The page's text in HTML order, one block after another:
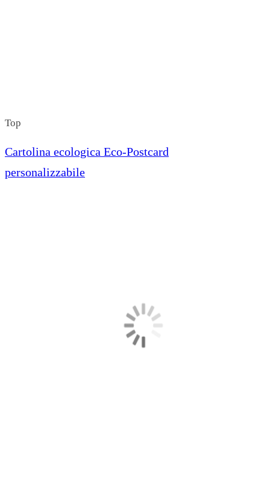
Top
Cartolina ecologica Eco-Postcard
personalizzabile